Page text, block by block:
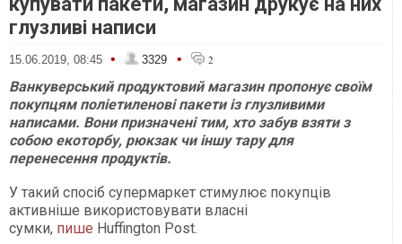
глузливі написи
15.06.2019, 08:45 • 3329 • 2
Ванкуверський продуктовий магазин пропонує своїм
покупцям поліетиленові пакети із глузливими
написами. Вони призначені тим, хто забув взяти з
собою екоторбу, рюкзак чи іншу тару для
перенесення продуктів.
У такий спосіб супермаркет стимулює покупців
активніше використовувати власні
сумки, пише Huffington Post.